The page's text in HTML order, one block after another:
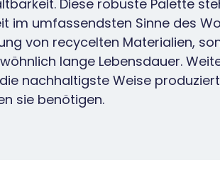
Diese robuste Palette
im umfassendsten Sinne des
von recycelten Materialien,
lange Lebensdauer.
nachhaltigste Weise
sie benötigen.